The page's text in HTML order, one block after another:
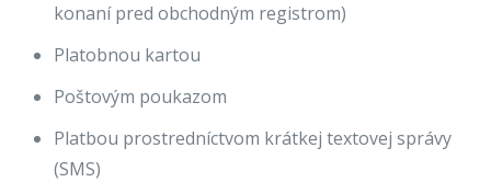
konaní pred obchodným registrom)
Platobnou kartou
Poštovým poukazom
Platbou prostredníctvom krátkej textovej správy
(SMS)